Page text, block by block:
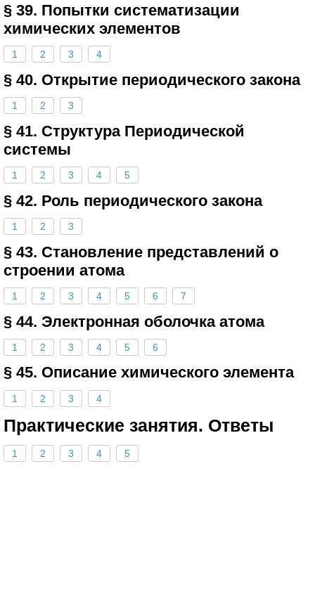
§ 39. Попытки систематизации
химических элементов
1 2 3 4
§ 40. Открытие периодического закона
1 2 3
§ 41. Структура Периодической
системы
1 2 3 4 5
§ 42. Роль периодического закона
1 2 3
§ 43. Становление представлений о
строении атома
1 2 3 4 5 6 7
§ 44. Электронная оболочка атома
1 2 3 4 5 6
§ 45. Описание химического элемента
1 2 3 4
Практические занятия. Ответы
1 2 3 4 5